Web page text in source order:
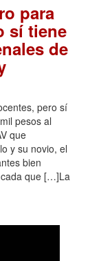
para
sí tiene
de
pero sí
pesos al
que
y su novio, el
bien
que […]La